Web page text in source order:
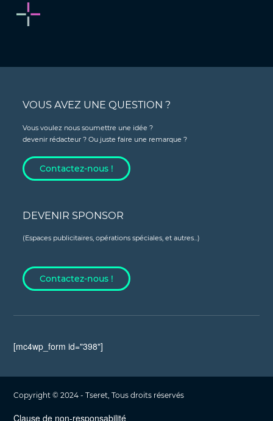
VOUS AVEZ UNE QUESTION ?
Vous voulez nous soumettre une idée ?
devenir rédacteur ? Ou juste faire une remarque ?
Contactez-nous !
DEVENIR SPONSOR
(Espaces publicitaires, opérations spéciales, et autres...)
Contactez-nous !
[mc4wp_form id="398"]
Copyright © 2024 - Tseret, Tous droits réservés
Clause de non-responsabilité